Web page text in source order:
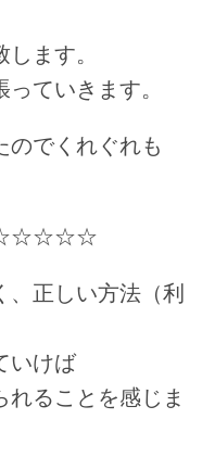
ます。
ていきます。
のでくれぐれも
、正しい方法（利
いけば
ることを感じま